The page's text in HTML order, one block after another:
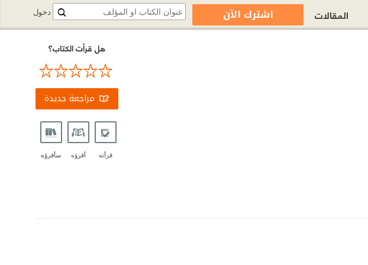
هل قرأت الكتاب؟
مراجعة جديدة
قرأته أقرؤه سأقرؤه
دخول المقالات اشترك الآن